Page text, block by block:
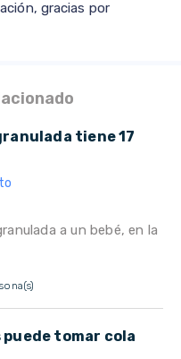
gracias por
tiene 17
a un bebé, en la
puede tomar cola